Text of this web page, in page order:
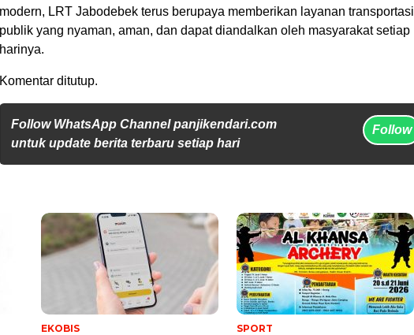
modern, LRT Jabodebek terus berupaya memberikan layanan transportasi
publik yang nyaman, aman, dan dapat diandalkan oleh masyarakat setiap
harinya.
Komentar ditutup.
Follow WhatsApp Channel panjikendari.com
untuk update berita terbaru setiap hari
Follow
EKOBIS SPORT